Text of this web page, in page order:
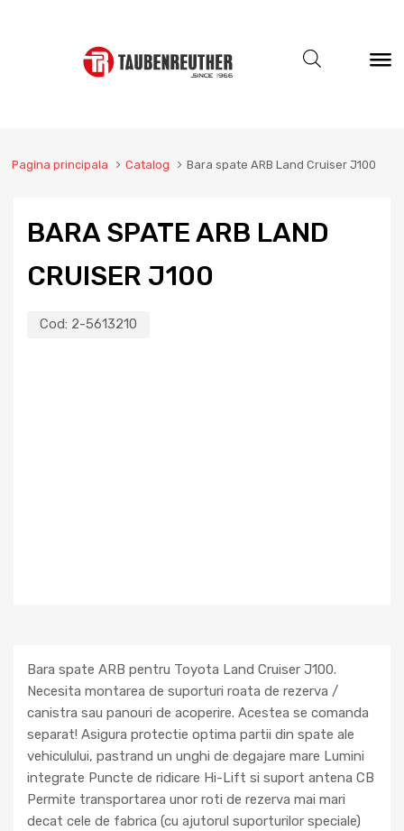
Pagina principala Catalog Bara spate ARB Land Cruiser J100
BARA SPATE ARB LAND
CRUISER J100
Cod: 2-5613210
Bara spate ARB pentru Toyota Land Cruiser J100.
Necesita montarea de suporturi roata de rezerva /
canistra sau panouri de acoperire. Acestea se comanda
separat! Asigura protectie optima partii din spate ale
vehiculului, pastrand un unghi de degajare mare Lumini
integrate Puncte de ridicare Hi-Lift si suport antena CB
Permite transportarea unor roti de rezerva mai mari
decat cele de fabrica (cu ajutorul suporturilor speciale)